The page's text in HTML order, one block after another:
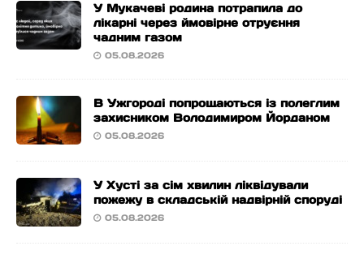
У Мукачеві родина потрапила до
лікарні через ймовірне отруєння
чадним газом
05.08.2026
В Ужгороді попрощаються із полеглим
захисником Володимиром Йорданом
05.08.2026
У Хусті за сім хвилин ліквідували
пожежу в складській надвірній споруді
05.08.2026